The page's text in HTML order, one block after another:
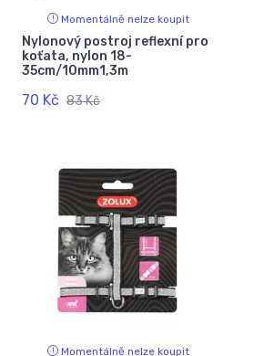
Momentálně nelze koupit
Nylonový postroj reflexní pro
koťata, nylon 18-
35cm/10mm1,3m
70 Kč 83 Kč
Momentálně nelze koupit